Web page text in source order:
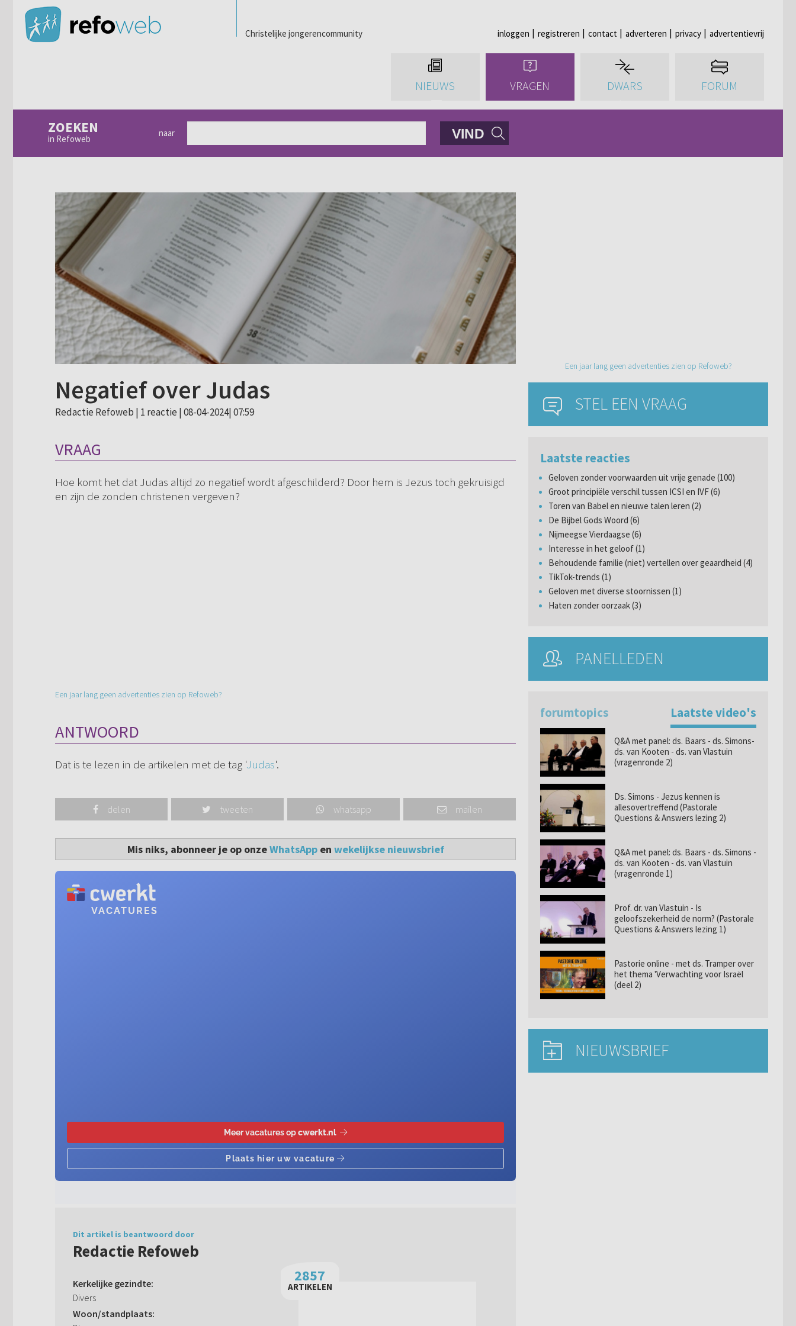
Christelijke jongerencommunity inloggen registreren contact adverteren privacy advertentievrij
NIEUWS VRAGEN DWARS FORUM
ZOEKEN
in Refoweb
naar VIND
Negatief over Judas
Redactie Refoweb | 1 reactie | 08-04-2024| 07:59
VRAAG
Hoe komt het dat Judas altijd zo negatief wordt afgeschilderd? Door hem is Jezus toch gekruisigd
en zijn de zonden christenen vergeven?
Een jaar lang geen advertenties zien op Refoweb?
ANTWOORD
Dat is te lezen in de artikelen met de tag 'Judas'.
delen tweeten whatsapp mailen
Mis niks, abonneer je op onzeWhatsAppen wekelijkse nieuwsbrief
Dit artikel is beantwoord door
Redactie Refoweb
Kerkelijke gezindte:
Divers
Woon/standplaats:
2857
ARTIKELEN
Een jaar lang geen advertenties zien op Refoweb?
STEL EEN VRAAG
Laatste reacties
Geloven zonder voorwaarden uit vrije genade (100)
Groot principiële verschil tussen ICSI en IVF (6)
Toren van Babel en nieuwe talen leren (2)
De Bijbel Gods Woord (6)
Nijmeegse Vierdaagse (6)
Interesse in het geloof (1)
Behoudende familie (niet) vertellen over geaardheid (4)
TikTok-trends (1)
Geloven met diverse stoornissen (1)
Haten zonder oorzaak (3)
PANELLEDEN
forumtopics Laatste video's
Q&A met panel: ds. Baars - ds. Simons-
ds. van Kooten - ds. van Vlastuin
(vragenronde 2)
Ds. Simons - Jezus kennen is
allesovertreffend (Pastorale
Questions & Answers lezing 2)
Q&A met panel: ds. Baars - ds. Simons -
ds. van Kooten - ds. van Vlastuin
(vragenronde 1)
Prof. dr. van Vlastuin - Is
geloofszekerheid de norm? (Pastorale
Questions & Answers lezing 1)
Pastorie online - met ds. Tramper over
het thema 'Verwachting voor Israël
(deel 2)
NIEUWSBRIEF